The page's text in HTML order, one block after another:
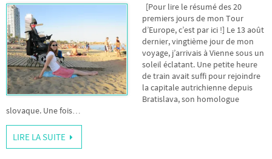
[Pour lire le résumé des 20
premiers jours de mon Tour
d’Europe, c’est par ici !] Le 13 août
dernier, vingtième jour de mon
voyage, j’arrivais à Vienne sous un
soleil éclatant. Une petite heure
de train avait suffi pour rejoindre
la capitale autrichienne depuis
Bratislava, son homologue
slovaque. Une fois…
LIRE LA SUITE